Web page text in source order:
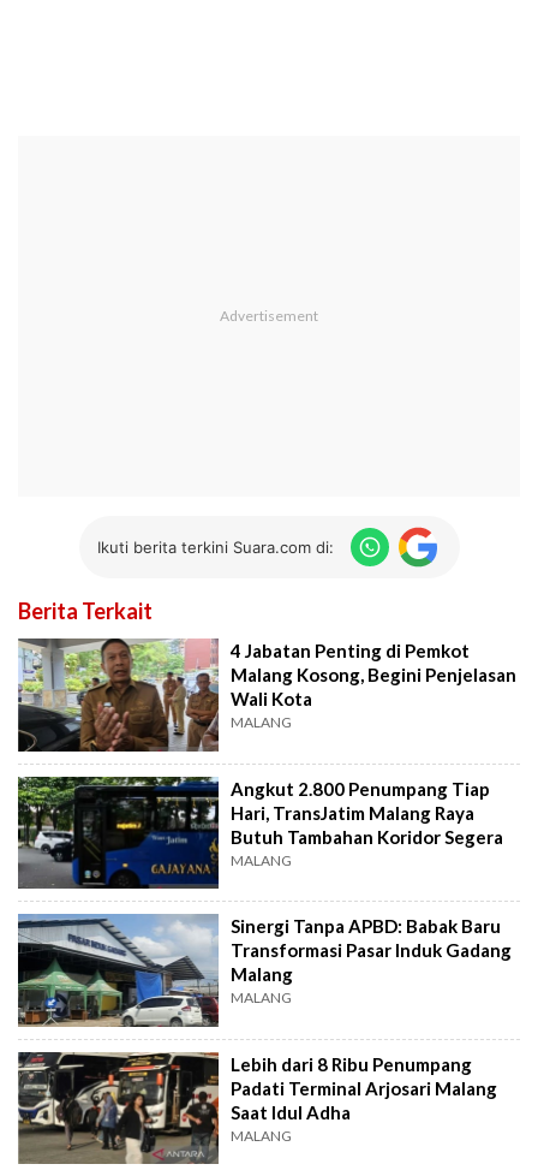
Ikuti berita terkini Suara.com di:
Berita Terkait
4 Jabatan Penting di Pemkot
Malang Kosong, Begini Penjelasan
Wali Kota
MALANG
Angkut 2.800 Penumpang Tiap
Hari, TransJatim Malang Raya
Butuh Tambahan Koridor Segera
MALANG
Sinergi Tanpa APBD: Babak Baru
Transformasi Pasar Induk Gadang
Malang
MALANG
Lebih dari 8 Ribu Penumpang
Padati Terminal Arjosari Malang
Saat Idul Adha
MALANG